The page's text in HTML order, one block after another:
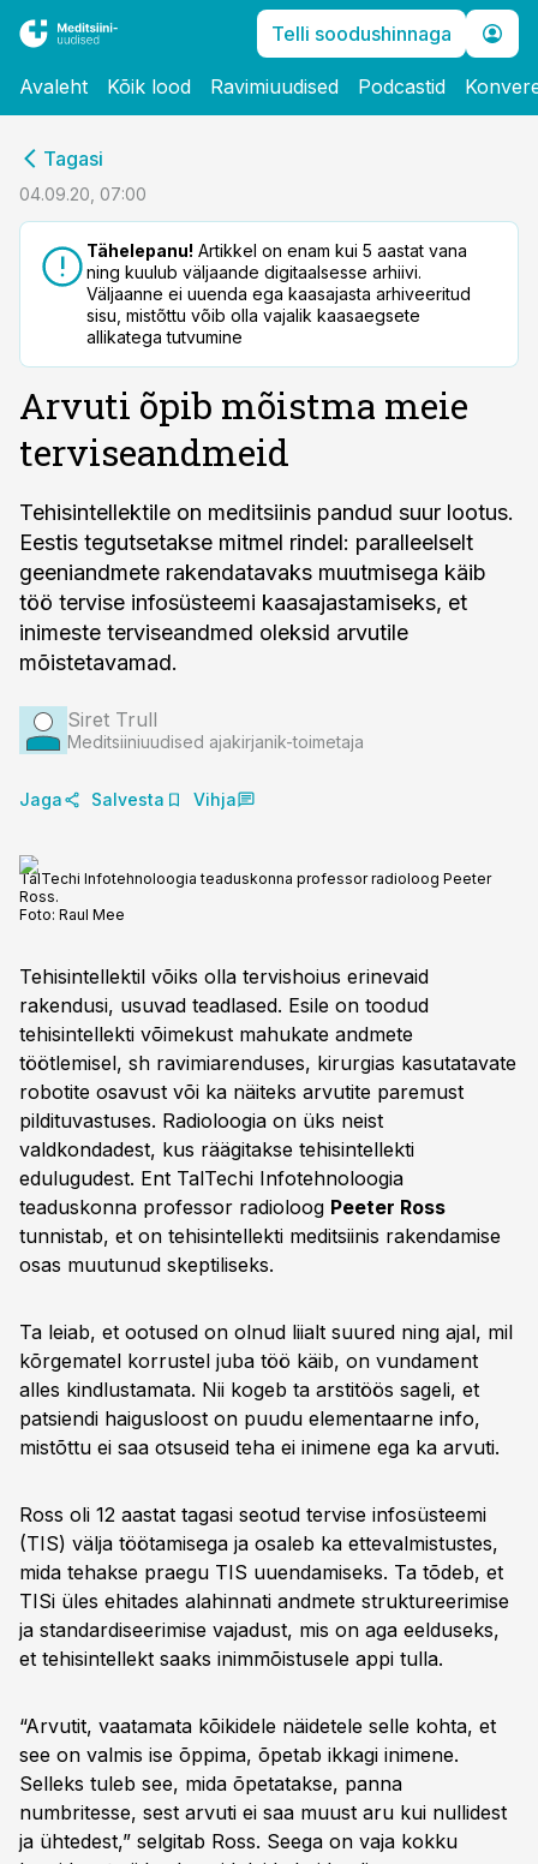
Telli soodushinnaga
Avaleht Kõik lood Ravimiuudised Podcastid
Tagasi
04.09.20, 07:00
Tähelepanu! Artikkel on enam kui 5 aastat vana
ning kuulub väljaande digitaalsesse arhiivi.
Väljaanne ei uuenda ega kaasajasta arhiveeritud
sisu, mistõttu võib olla vajalik kaasaegsete
allikatega tutvumine
Arvuti õpib mõistma meie
terviseandmeid
Tehisintellektile on meditsiinis pandud suur lootus.
Eestis tegutsetakse mitmel rindel: paralleelselt
geeniandmete rakendatavaks muutmisega käib
töö tervise infosüsteemi kaasajastamiseks, et
inimeste terviseandmed oleksid arvutile
mõistetavamad.
Siret Trull
Meditsiiniuudised ajakirjanik-toimetaja
Jaga Salvesta Vihja
TalTechi Infotehnoloogia teaduskonna professor radioloog Peeter
Ross.
Foto: Raul Mee
Tehisintellektil võiks olla tervishoius erinevaid
rakendusi, usuvad teadlased. Esile on toodud
tehisintellekti võimekust mahukate andmete
töötlemisel, sh ravimiarenduses, kirurgias kasutatavate
robotite osavust või ka näiteks arvutite paremust
pildituvastuses. Radioloogia on üks neist
valdkondadest, kus räägitakse tehisintellekti
edulugudest. Ent TalTechi Infotehnoloogia
teaduskonna professor radioloog Peeter Ross
tunnistab, et on tehisintellekti meditsiinis rakendamise
osas muutunud skeptiliseks.
Ta leiab, et ootused on olnud liialt suured ning ajal, mil
kõrgematel korrustel juba töö käib, on vundament
alles kindlustamata. Nii kogeb ta arstitöös sageli, et
patsiendi haigusloost on puudu elementaarne info,
mistõttu ei saa otsuseid teha ei inimene ega ka arvuti.
Ross oli 12 aastat tagasi seotud tervise infosüsteemi
(TIS) välja töötamisega ja osaleb ka ettevalmistustes,
mida tehakse praegu TIS uuendamiseks. Ta tõdeb, et
TISi üles ehitades alahinnati andmete struktureerimise
ja standardiseerimise vajadust, mis on aga eelduseks,
et tehisintellekt saaks inimmõistusele appi tulla.
“Arvutit, vaatamata kõikidele näidetele selle kohta, et
see on valmis ise õppima, õpetab ikkagi inimene.
Selleks tuleb see, mida õpetatakse, panna
numbritesse, sest arvuti ei saa muust aru kui nullidest
ja ühtedest,” selgitab Ross. Seega on vaja kokku